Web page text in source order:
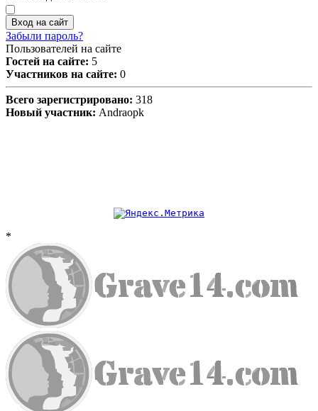
Вход на сайт
Забыли пароль?
Пользователей на сайте
Гостей на сайте: 5
Участников на сайте: 0
Всего зарегистрировано: 318
Новый участник: Andraopk
*